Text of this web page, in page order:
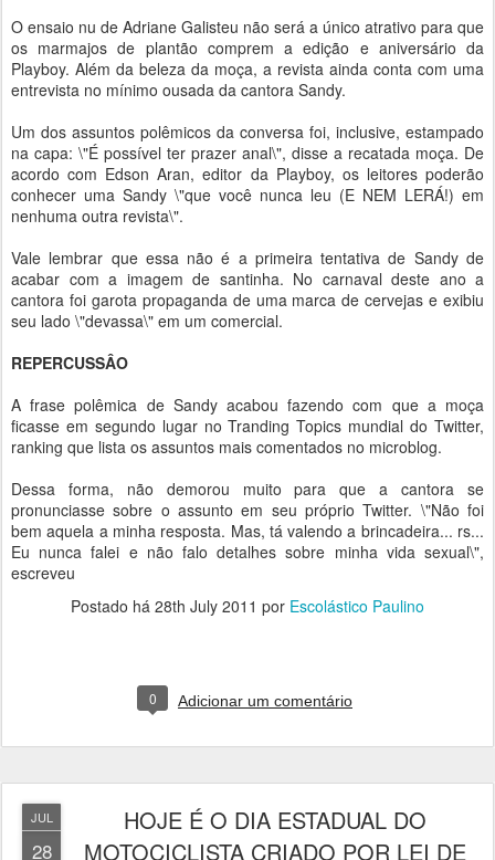
O ensaio nu de Adriane Galisteu não será a único atrativo para que
os marmajos de plantão comprem a edição e aniversário da
Playboy. Além da beleza da moça, a revista ainda conta com uma
entrevista no mínimo ousada da cantora Sandy.
Um dos assuntos polêmicos da conversa foi, inclusive, estampado
na capa: \"É possível ter prazer anal\", disse a recatada moça. De
acordo com Edson Aran, editor da Playboy, os leitores poderão
conhecer uma Sandy \"que você nunca leu (E NEM LERÁ!) em
nenhuma outra revista\".
Vale lembrar que essa não é a primeira tentativa de Sandy de
acabar com a imagem de santinha. No carnaval deste ano a
cantora foi garota propaganda de uma marca de cervejas e exibiu
seu lado \"devassa\" em um comercial.
REPERCUSSÂO
A frase polêmica de Sandy acabou fazendo com que a moça
ficasse em segundo lugar no Tranding Topics mundial do Twitter,
ranking que lista os assuntos mais comentados no microblog.
Dessa forma, não demorou muito para que a cantora se
pronunciasse sobre o assunto em seu próprio Twitter. \"Não foi
bem aquela a minha resposta. Mas, tá valendo a brincadeira... rs...
Eu nunca falei e não falo detalhes sobre minha vida sexual\",
escreveu
Postado há 28th July 2011 por Escolástico Paulino
0 Adicionar um comentário
JUL
28
HOJE É O DIA ESTADUAL DO
MOTOCICLISTA CRIADO POR LEI DE